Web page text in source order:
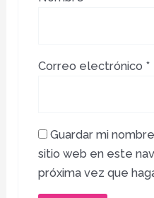
Correo electrónico *
Guardar mi
sitio web en este
próxima vez que